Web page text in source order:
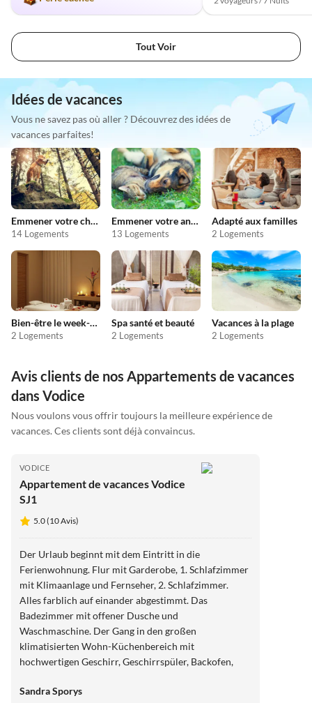
Tout Voir
Idées de vacances
Vous ne savez pas où aller ? Découvrez des idées de
vacances parfaites!
Emmener votre chien en vacances
14 Logements
Emmener votre animal en vacances
13 Logements
Adapté aux familles
2 Logements
Bien-être le week-end
2 Logements
Spa santé et beauté
2 Logements
Vacances à la plage
2 Logements
Avis clients de nos Appartements de vacances
dans Vodice
Nous voulons vous offrir toujours la meilleure expérience de
vacances. Ces clients sont déjà convaincus.
VODICE
Appartement de vacances Vodice
SJ1
5.0 (10 Avis)
Der Urlaub beginnt mit dem Eintritt in die
Ferienwohnung. Flur mit Garderobe, 1. Schlafzimmer
mit Klimaanlage und Fernseher, 2. Schlafzimmer.
Alles farblich auf einander abgestimmt. Das
Badezimmer mit offener Dusche und
Waschmaschine. Der Gang in den großen
klimatisierten Wohn-Küchenbereich mit
hochwertigen Geschirr, Geschirrspüler, Backofen,
etwas von sauber und sortiert-nichts defektes in den
Sandra Sporys